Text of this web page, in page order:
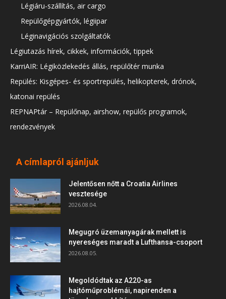
Légiáru-szállítás, air cargo
Repülőgépgyártók, légiipar
Léginavigációs szolgáltatók
Légiutazás hírek, cikkek, információk, tippek
KarriAIR: Légiközlekedés állás, repülőtér munka
Repülés: Kisgépes- és sportrepülés, helikopterek, drónok,
katonai repülés
REPNAPtár – Repülőnap, airshow, repülős programok,
rendezvények
A címlapról ajánljuk
Jelentősen nőtt a Croatia Airlines
vesztesége
2026.08.04.
Megugró üzemanyagárak mellett is
nyereséges maradt a Lufthansa-csoport
2026.08.05.
Megoldódtak az A220-as
hajtóműproblémái, napirenden a